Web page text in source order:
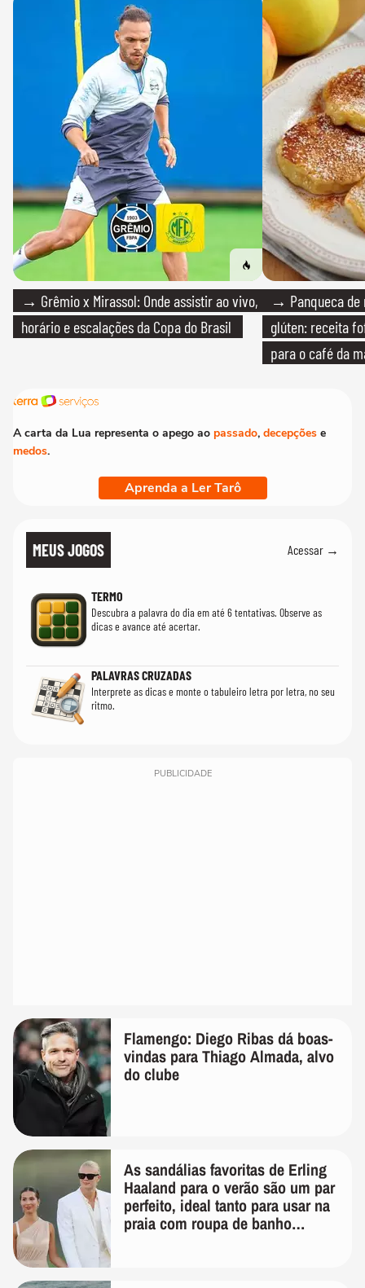
→ Grêmio x Mirassol: Onde assistir ao vivo,
horário e escalações da Copa do Brasil
→ Panqueca de
glúten: receita
para o café da
A carta da Lua representa o apego ao passado, decepções e
medos.
Aprenda a Ler Tarô
MEUS JOGOS Acessar →
TERMO
Descubra a palavra do dia em até 6 tentativas. Observe as
dicas e avance até acertar.
PALAVRAS CRUZADAS
Interprete as dicas e monte o tabuleiro letra por letra, no seu
ritmo.
PUBLICIDADE
Flamengo: Diego Ribas dá boas-
vindas para Thiago Almada, alvo
do clube
As sandálias favoritas de Erling
Haaland para o verão são um par
perfeito, ideal tanto para usar na
praia com roupa de banho